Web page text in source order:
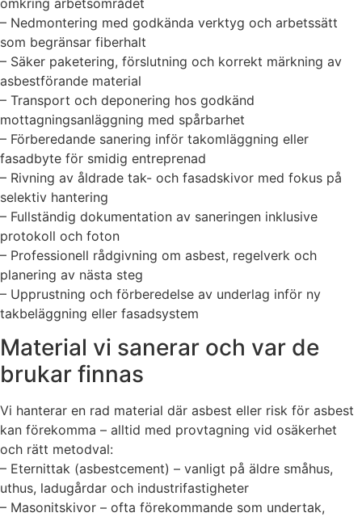
– Nedmontering med godkända verktyg och arbetssätt
som begränsar fiberhalt
– Säker paketering, förslutning och korrekt märkning av
asbestförande material
– Transport och deponering hos godkänd
mottagningsanläggning med spårbarhet
– Förberedande sanering inför takomläggning eller
fasadbyte för smidig entreprenad
– Rivning av åldrade tak- och fasadskivor med fokus på
selektiv hantering
– Fullständig dokumentation av saneringen inklusive
protokoll och foton
– Professionell rådgivning om asbest, regelverk och
planering av nästa steg
– Upprustning och förberedelse av underlag inför ny
takbeläggning eller fasadsystem
Material vi sanerar och var de
brukar finnas
Vi hanterar en rad material där asbest eller risk för asbest
kan förekomma – alltid med provtagning vid osäkerhet
och rätt metodval:
– Eternittak (asbestcement) – vanligt på äldre småhus,
uthus, ladugårdar och industrifastigheter
– Masonitskivor – ofta förekommande som undertak,